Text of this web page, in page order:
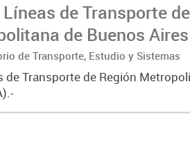
de Transporte de
de Buenos Aires
de Transporte, Estudio y Sistemas
de Transporte de Región